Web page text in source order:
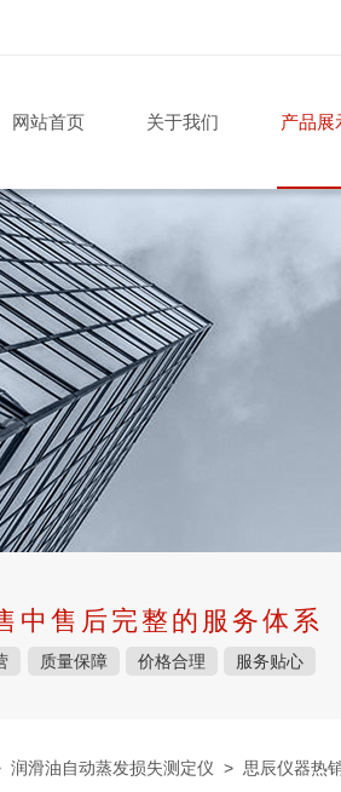
网站首页 关于我们 产品展
中售后完整的服务体系
质量保障 价格合理 服务贴心
润滑油自动蒸发损失测定仪 > 思辰仪器热